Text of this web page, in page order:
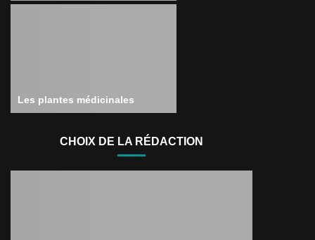
Les plantes médicinales
CHOIX DE LA RÉDACTION